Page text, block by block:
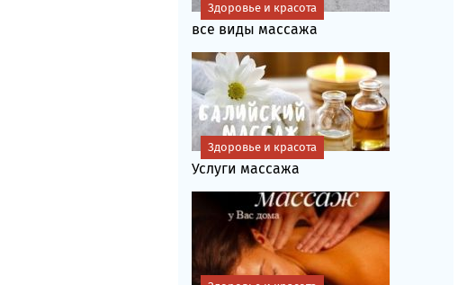
все виды массажа
Здоровье и красота
Услуги массажа
Здоровье и красота